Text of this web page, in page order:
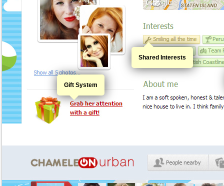
Gift System
Shared Interests